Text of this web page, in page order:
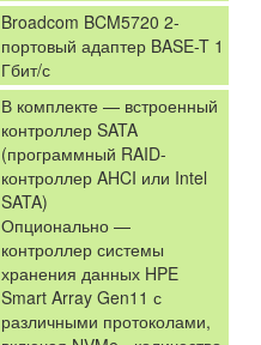
Broadcom BCM5720 2-
портовый адаптер BASE-T 1
Гбит/с
В комплекте — встроенный
контроллер SATA
(программный RAID-
контроллер AHCI или Intel
SATA)
Опционально —
контроллер системы
хранения данных HPE
Smart Array Gen11 с
различными протоколами,